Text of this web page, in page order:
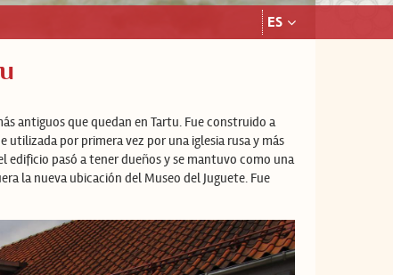
ES
antiguos que quedan en Tartu. Fue construido a
utilizada por primera vez por una iglesia rusa y más
edificio pasó a tener dueños y se mantuvo como una
la nueva ubicación del Museo del Juguete. Fue